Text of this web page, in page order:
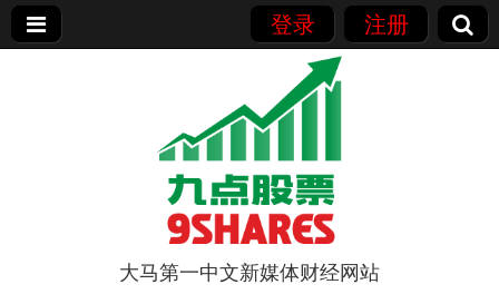
登录 注册
大马第一中文新媒体财经网站